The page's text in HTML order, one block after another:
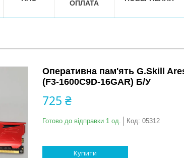
ОПЛАТА
Оперативна пам'ять G.Skill
(F3-1600C9D-16GAR) Б/У
725 ₴
Готово до відправки 1 од. Код: 05312
Купити